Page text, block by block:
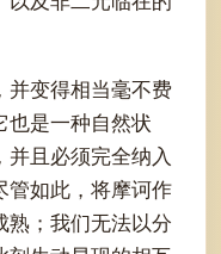
并变得相当毫不费
也是一种自然状
且必须完全纳入
管如此，将摩诃作
熟；我们无法以分